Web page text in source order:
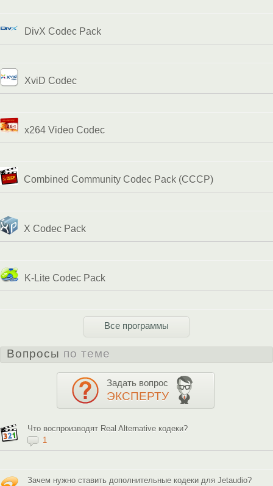
DivX Codec Pack
XviD Codec
x264 Video Codec
Combined Community Codec Pack (CCCP)
X Codec Pack
K-Lite Codec Pack
Все программы
Вопросы по теме
Задать вопрос
ЭКСПЕРТУ
Что воспроизводят Real Alternative кодеки?
1
Зачем нужно ставить дополнительные кодеки для Jetaudio?